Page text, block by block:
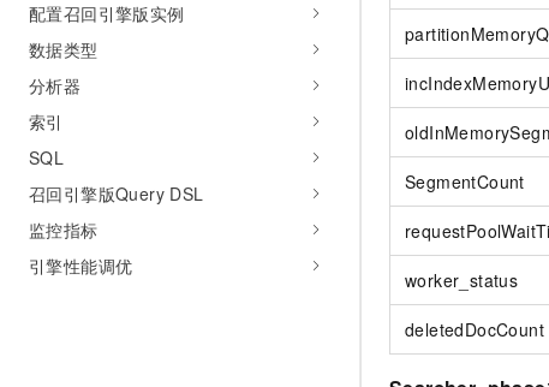
配置召回引擎版实例
数据类型
分析器
索引
SQL
召回引擎版Query DSL
监控指标
引擎性能调优
SegmentCount
worker_status
deletedDocCount